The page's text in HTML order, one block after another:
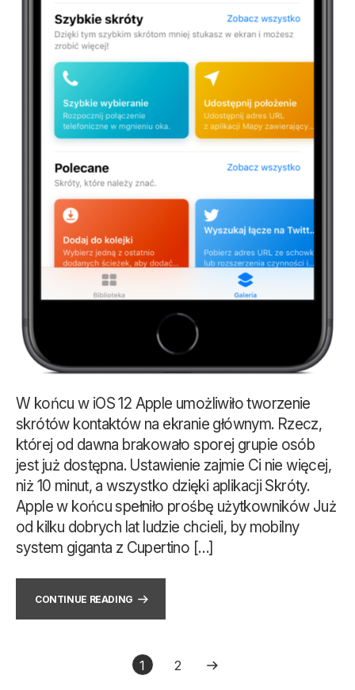
W końcu w iOS 12 Apple umożliwiło tworzenie
skrótów kontaktów na ekranie głównym. Rzecz,
której od dawna brakowało sporej grupie osób
jest już dostępna. Ustawienie zajmie Ci nie więcej,
niż 10 minut, a wszystko dzięki aplikacji Skróty.
Apple w końcu spełniło prośbę użytkowników Już
od kilku dobrych lat ludzie chcieli, by mobilny
system giganta z Cupertino […]
CONTINUE READING
1 2